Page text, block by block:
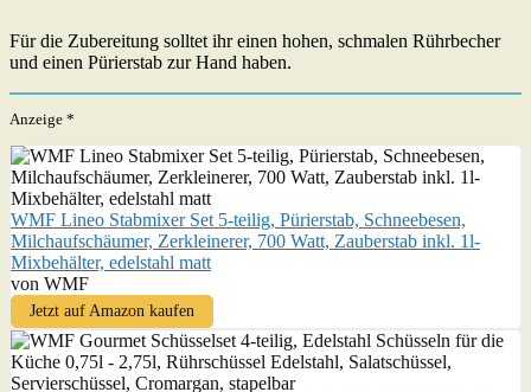
Für die Zubereitung solltet ihr einen hohen, schmalen Rührbecher
und einen Pürierstab zur Hand haben.
Anzeige *
WMF Lineo Stabmixer Set 5-teilig, Pürierstab, Schneebesen,
Milchaufschäumer, Zerkleinerer, 700 Watt, Zauberstab inkl. 1l-
Mixbehälter, edelstahl matt
von WMF
Jetzt auf Amazon kaufen